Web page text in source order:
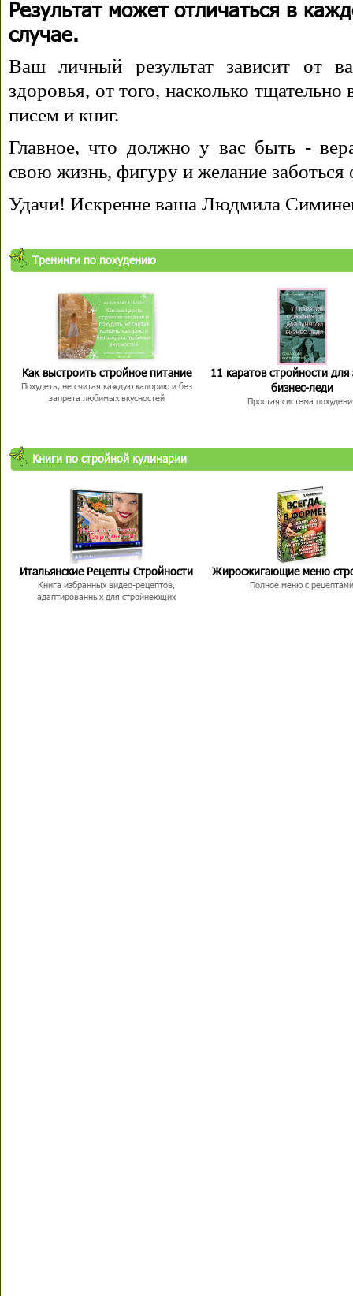
Результат может отличаться в
случае.
Ваш личный результат зависит от
здоровья, от того, насколько
писем и книг.
Главное, что должно у вас быть -
свою жизнь, фигуру и желание заботься
Удачи! Искренне ваша Людмила
Тренинги по похудению
Как выстроить стройное питание
Похудеть, не считая каждую калорию и без
запрета любимых вкусностей
11 каратов стройности для
бизнес-леди
Простая система
Книги по стройной кулинарии
Итальянские Рецепты Стройности
Книга избранных видео-рецептов,
адаптированных для стройнеющих
Жиросжигающие меню
Полное меню с рецептами